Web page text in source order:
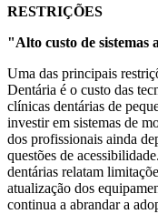
RESTRIÇÕES
"Alto custo de sistemas
Uma das principais
Dentária é o custo das
clínicas dentárias de
investir em sistemas de
dos profissionais ainda
questões de
dentárias relatam
atualização dos
continua a abrandar a